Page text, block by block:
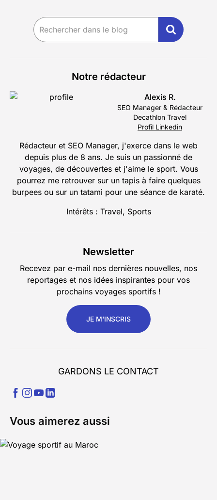
Notre rédacteur
Alexis R.
SEO Manager & Rédacteur
Decathlon Travel
Profil Linkedin
Rédacteur et SEO Manager, j'exerce dans le web
depuis plus de 8 ans. Je suis un passionné de
voyages, de découvertes et j'aime le sport. Vous
pourrez me retrouver sur un tapis à faire quelques
burpees ou sur un tatami pour une séance de karaté.
Intérêts : Travel, Sports
Newsletter
Recevez par e-mail nos dernières nouvelles, nos
reportages et nos idées inspirantes pour vos
prochains voyages sportifs !
JE M'INSCRIS
GARDONS LE CONTACT
Vous aimerez aussi